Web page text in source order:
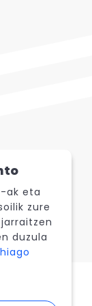
ak eta
zure
duzula